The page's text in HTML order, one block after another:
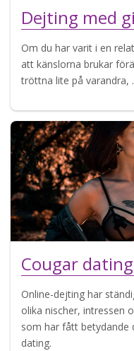
Dejting med
Om du har varit i en
att känslorna brukar
tröttna lite på varandra,
Cougar
Online-dejting har
olika nischer, intressen
som har fått betydande
dating.